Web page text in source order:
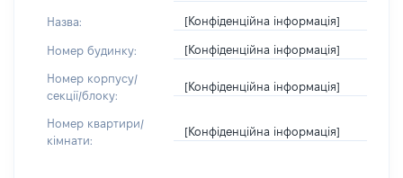
Назва: [Конфіденційна інформація]
Номер будинку: [Конфіденційна інформація]
Номер корпусу/
секції/блоку:
[Конфіденційна інформація]
Номер квартири/
кімнати:
[Конфіденційна інформація]